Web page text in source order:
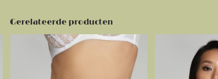
Gerelateerde producten